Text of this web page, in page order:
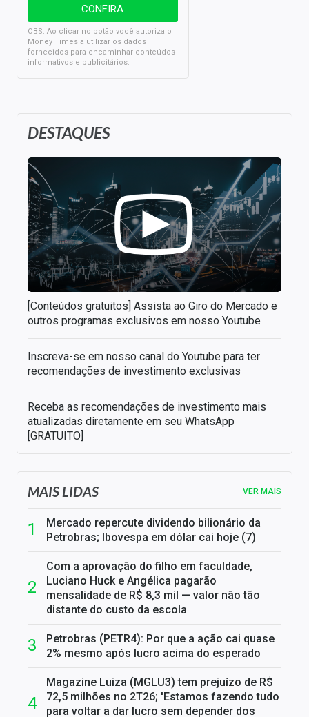
DESTAQUES
[Conteúdos gratuitos] Assista ao Giro do Mercado e
outros programas exclusivos em nosso Youtube
Inscreva-se em nosso canal do Youtube para ter
recomendações de investimento exclusivas
Receba as recomendações de investimento mais
atualizadas diretamente em seu WhatsApp
[GRATUITO]
OBS: Ao clicar no botão você autoriza o
Money Times a utilizar os dados
fornecidos para encaminhar conteúdos
informativos e publicitários.
MAIS LIDAS VER MAIS
Mercado repercute dividendo bilionário da
Petrobras; Ibovespa em dólar cai hoje (7)
Com a aprovação do filho em faculdade,
Luciano Huck e Angélica pagarão
mensalidade de R$ 8,3 mil — valor não tão
distante do custo da escola
Petrobras (PETR4): Por que a ação cai quase
2% mesmo após lucro acima do esperado
Magazine Luiza (MGLU3) tem prejuízo de R$
72,5 milhões no 2T26; 'Estamos fazendo tudo
para voltar a dar lucro sem depender dos